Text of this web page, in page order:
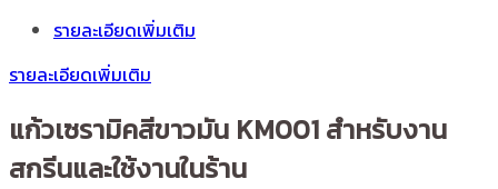
รายละเอียดเพิ่มเติม
รายละเอียดเพิ่มเติม
แก้วเซรามิคสีขาวมัน KM001 สำหรับงาน
สกรีนและใช้งานในร้าน